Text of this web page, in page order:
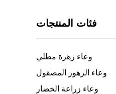
فئات المنتجات
وعاء زهرة مطلي
وعاء الزهور المصقول
وعاء زراعة الخضار